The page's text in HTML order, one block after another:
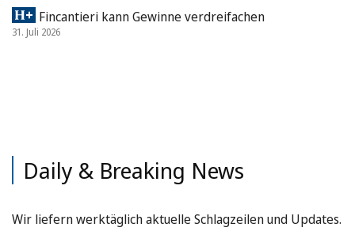
Fincantieri kann Gewinne verdreifachen
31. Juli 2026
Daily & Breaking News
Wir liefern werktäglich aktuelle Schlagzeilen und Updates.